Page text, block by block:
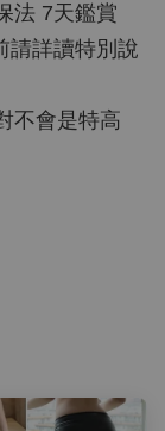
法 7天鑑賞
請詳讀特別說
不會是特高